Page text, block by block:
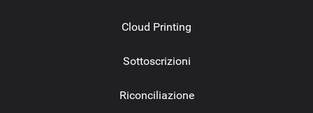
Cloud Printing
Sottoscrizioni
Riconciliazione